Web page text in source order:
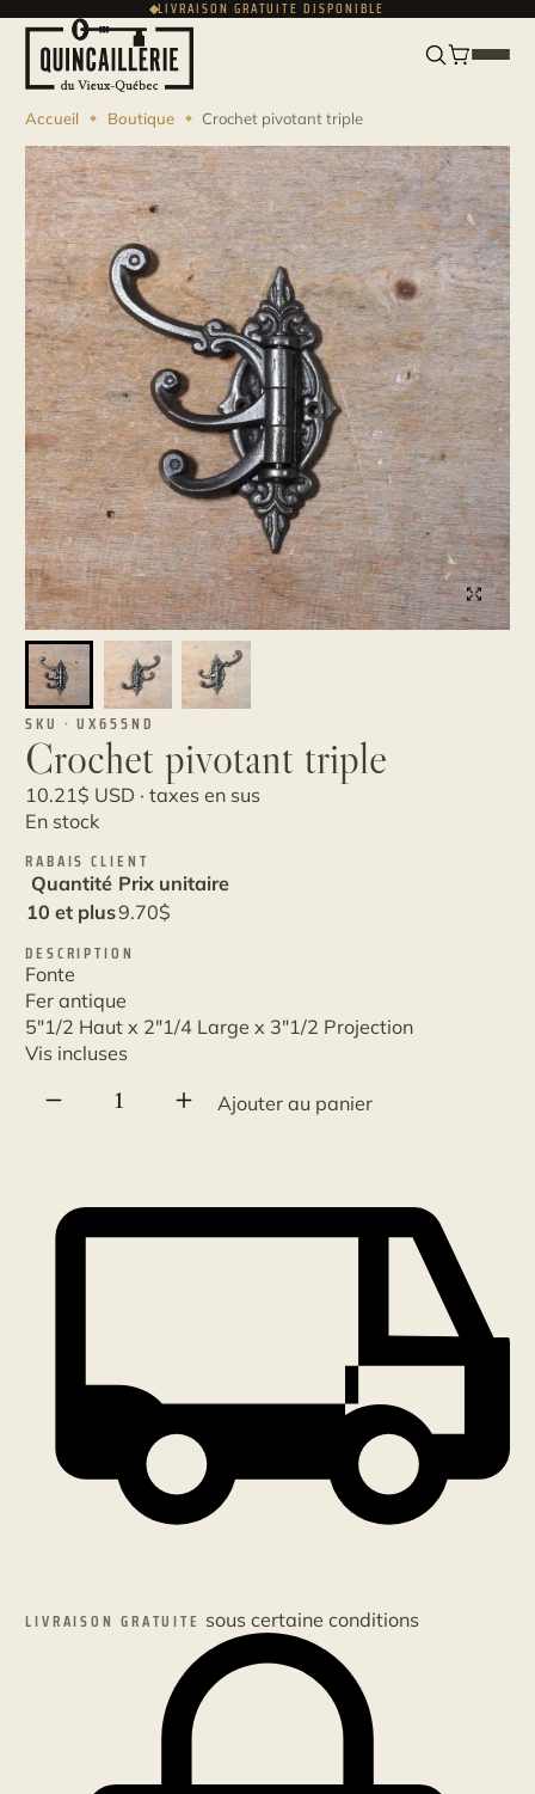
LIVRAISON GRATUITE DISPONIBLE
ENGLISHUSD
Accueil Boutique Crochet pivotant triple
SKU · UX655ND
Crochet pivotant triple
10.21$ USD · taxes en sus
En stock
RABAIS CLIENT
Quantité Prix unitaire
10 et plus9.70$
DESCRIPTION
Fonte
Fer antique
5"1/2 Haut x 2"1/4 Large x 3"1/2 Projection
Vis incluses
quantité
Ajouter au panier
LIVRAISON GRATUITE sous certaine conditions